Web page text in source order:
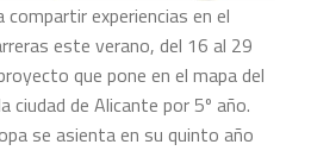
experiencias en el
este verano, del 16 al 29
que pone en el mapa del
ciudad de Alicante por 5º año.
se asienta en su quinto año